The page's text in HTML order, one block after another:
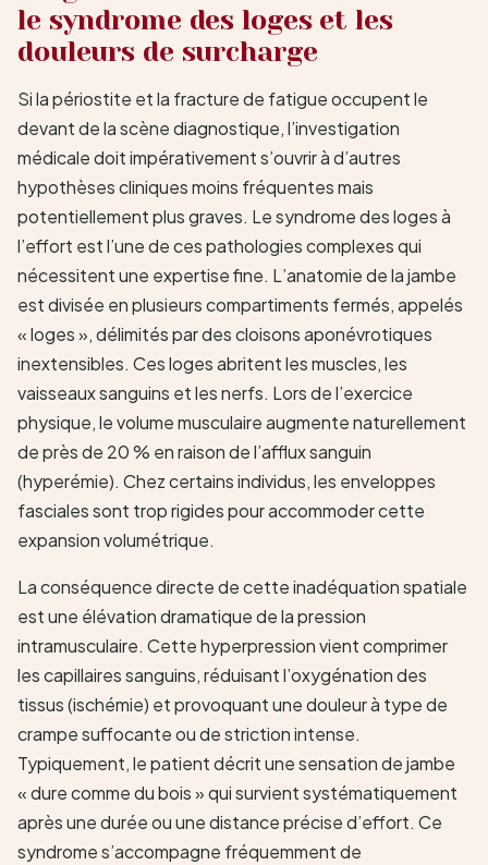
le syndrome des loges et les
douleurs de surcharge
Si la périostite et la fracture de fatigue occupent le
devant de la scène diagnostique, l’investigation
médicale doit impérativement s’ouvrir à d’autres
hypothèses cliniques moins fréquentes mais
potentiellement plus graves. Le syndrome des loges à
l’effort est l’une de ces pathologies complexes qui
nécessitent une expertise fine. L’anatomie de la jambe
est divisée en plusieurs compartiments fermés, appelés
« loges », délimités par des cloisons aponévrotiques
inextensibles. Ces loges abritent les muscles, les
vaisseaux sanguins et les nerfs. Lors de l’exercice
physique, le volume musculaire augmente naturellement
de près de 20 % en raison de l’afflux sanguin
(hyperémie). Chez certains individus, les enveloppes
fasciales sont trop rigides pour accommoder cette
expansion volumétrique.
La conséquence directe de cette inadéquation spatiale
est une élévation dramatique de la pression
intramusculaire. Cette hyperpression vient comprimer
les capillaires sanguins, réduisant l’oxygénation des
tissus (ischémie) et provoquant une douleur à type de
crampe suffocante ou de striction intense.
Typiquement, le patient décrit une sensation de jambe
« dure comme du bois » qui survient systématiquement
après une durée ou une distance précise d’effort. Ce
syndrome s’accompagne fréquemment de